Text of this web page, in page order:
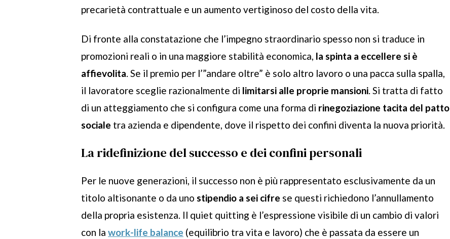
precarietà contrattuale e un aumento vertiginoso del costo della vita.
Di fronte alla constatazione che l’impegno straordinario spesso non si traduce in
promozioni reali o in una maggiore stabilità economica, la spinta a eccellere si è
affievolita. Se il premio per l’”andare oltre” è solo altro lavoro o una pacca sulla spalla,
il lavoratore sceglie razionalmente di limitarsi alle proprie mansioni. Si tratta di fatto
di un atteggiamento che si configura come una forma di rinegoziazione tacita del patto
sociale tra azienda e dipendente, dove il rispetto dei confini diventa la nuova priorità.
La ridefinizione del successo e dei confini personali
Per le nuove generazioni, il successo non è più rappresentato esclusivamente da un
titolo altisonante o da uno stipendio a sei cifre se questi richiedono l’annullamento
della propria esistenza. Il quiet quitting è l’espressione visibile di un cambio di valori
con la work-life balance (equilibrio tra vita e lavoro) che è passata da essere un